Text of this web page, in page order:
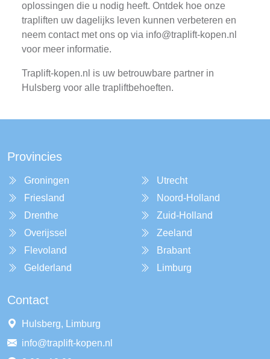
oplossingen die u nodig heeft. Ontdek hoe onze
trapliften uw dagelijks leven kunnen verbeteren en
neem contact met ons op via info@traplift-kopen.nl
voor meer informatie.
Traplift-kopen.nl is uw betrouwbare partner in
Hulsberg voor alle trapliftbehoeften.
Provincies
Groningen
Friesland
Drenthe
Overijssel
Flevoland
Gelderland
Utrecht
Noord-Holland
Zuid-Holland
Zeeland
Brabant
Limburg
Contact
Hulsberg, Limburg
info@traplift-kopen.nl